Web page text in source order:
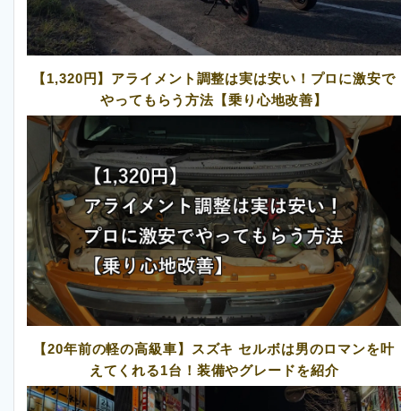
【1,320円】アライメント調整は実は安い！プロに激安で
やってもらう方法【乗り心地改善】
【20年前の軽の高級車】スズキ セルボは男のロマンを叶
えてくれる1台！装備やグレードを紹介